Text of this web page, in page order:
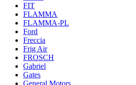
FIT
FLAMMA
FLAMMA-PL
Ford
Freccia
Frig Air
FROSCH
Gabriel
Gates
General Motors